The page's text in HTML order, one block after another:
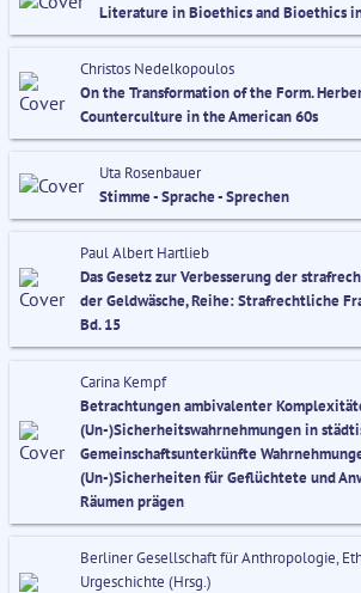
Literature in Bioethics and Bioethics
Christos Nedelkopoulos
On the Transformation of the Form.
Counterculture in the American 60s
Uta Rosenbauer
Stimme - Sprache - Sprechen
Paul Albert Hartlieb
Das Gesetz zur Verbesserung der
der Geldwäsche, Reihe: Strafrechtliche
Bd. 15
Carina Kempf
Betrachtungen ambivalenter
(Un-)Sicherheitswahrnehmungen in
Gemeinschaftsunterkünfte
(Un-)Sicherheiten für Geflüchtete und
Räumen prägen
Berliner Gesellschaft für Anthropologie,
Urgeschichte (Hrsg.)